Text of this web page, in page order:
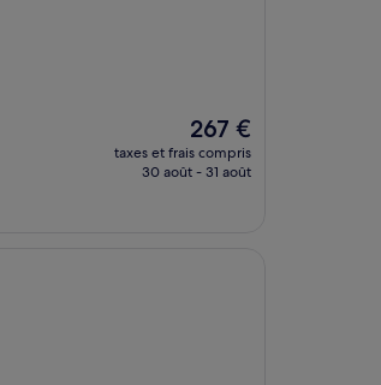
Le
nouveau
prix
267 €
taxes et frais compris
30 août - 31 août